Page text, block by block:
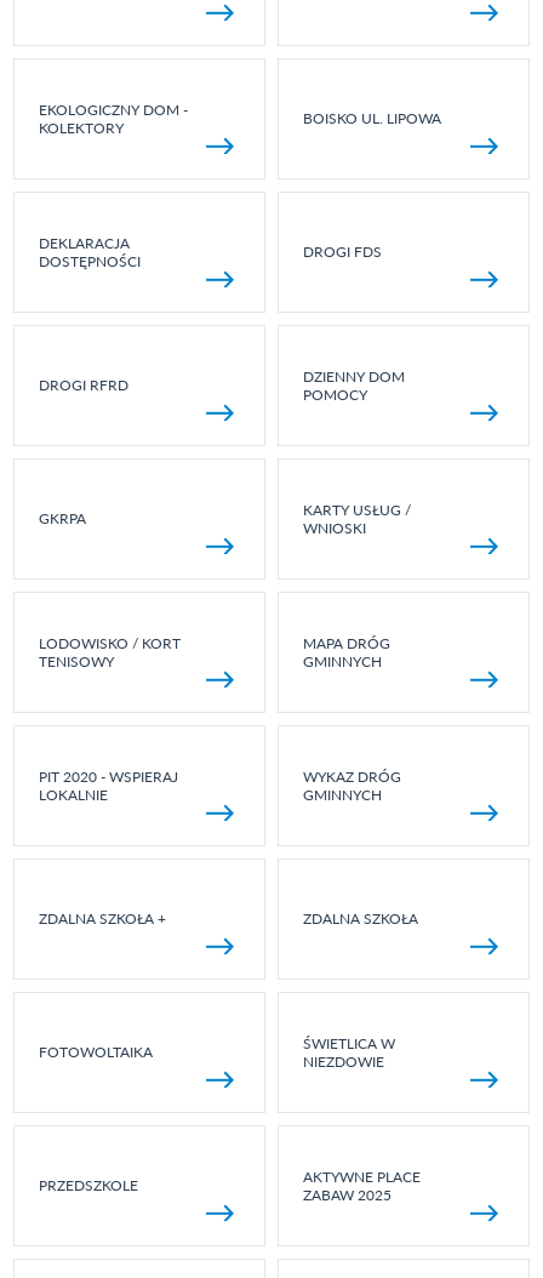
EKOLOGICZNY DOM -
KOLEKTORY
BOISKO UL. LIPOWA
DEKLARACJA
DOSTĘPNOŚCI
DROGI FDS
DROGI RFRD
DZIENNY DOM
POMOCY
GKRPA
KARTY USŁUG /
WNIOSKI
LODOWISKO / KORT
TENISOWY
MAPA DRÓG
GMINNYCH
PIT 2020 - WSPIERAJ
LOKALNIE
WYKAZ DRÓG
GMINNYCH
ZDALNA SZKOŁA + ZDALNA SZKOŁA
FOTOWOLTAIKA
ŚWIETLICA W
NIEZDOWIE
PRZEDSZKOLE
AKTYWNE PLACE
ZABAW 2025